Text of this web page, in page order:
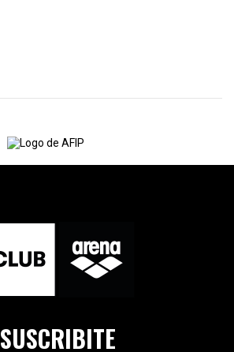
SUSCRIBITE